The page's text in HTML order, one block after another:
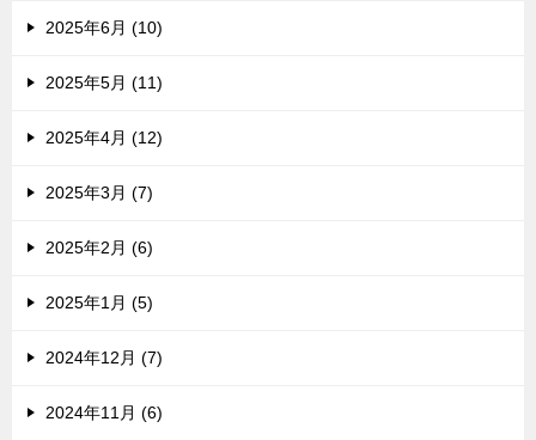
2025年6月 (10)
2025年5月 (11)
2025年4月 (12)
2025年3月 (7)
2025年2月 (6)
2025年1月 (5)
2024年12月 (7)
2024年11月 (6)